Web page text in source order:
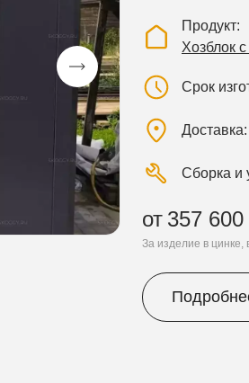
Продукт
Хозблок
Срок
Доставка
Сборка и
от 357 600
За изделие в